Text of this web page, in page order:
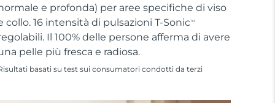
e profonda) per aree specifiche di viso
collo. 16 intensità di pulsazioni T-SonicTM
Il 100% delle persone afferma di avere
pelle più fresca e radiosa.
basati su test sui consumatori condotti da terzi